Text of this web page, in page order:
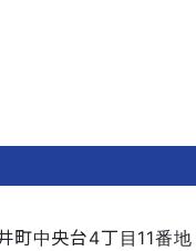
町中央台4丁目11番地